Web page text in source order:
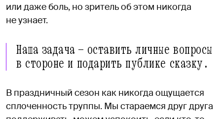
или даже боль, но зритель об этом никогда
не узнает.
Наша задача — оставить личные вопросы
в стороне и подарить публике сказку.
В праздничный сезон как никогда ощущается
сплоченность труппы. Мы стараемся друг друга